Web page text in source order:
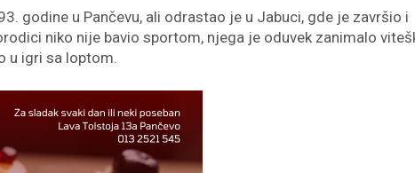
godine u Pančevu, ali odrastao je u Jabuci, gde je završio i
niko nije bavio sportom, njega je oduvek zanimalo
u igri sa loptom.